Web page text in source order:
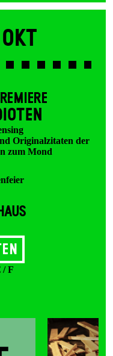
Originalzitaten der
zum Mond
/ F